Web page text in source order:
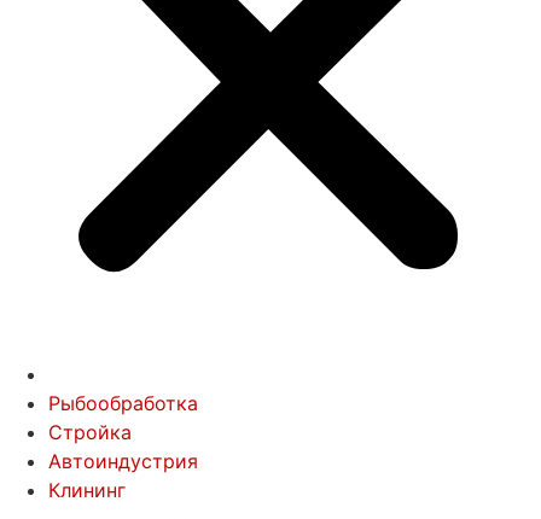
Рыбообработка
Стройка
Автоиндустрия
Клининг